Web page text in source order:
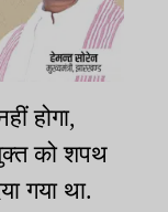
होगा,
को शपथ
गया था.